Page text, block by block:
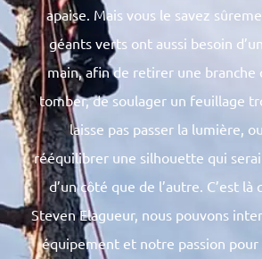
apaise. Mais vous le savez
géants verts ont aussi besoin
main, afin de retirer une branche
tomber, de soulager un feuillage
laisse pas passer la lumière,
rééquilibrer une silhouette qui
d’un côté que de l’autre. C’est là
Steven Elagueur, nous pouvons
équipement et notre passion